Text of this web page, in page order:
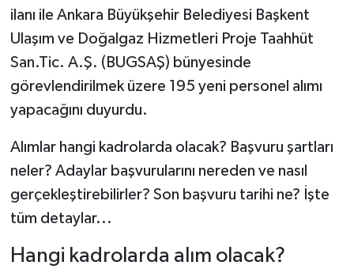
ilanı ile Ankara Büyükşehir Belediyesi Başkent
Ulaşım ve Doğalgaz Hizmetleri Proje Taahhüt
San.Tic. A.Ş. (BUGSAŞ) bünyesinde
görevlendirilmek üzere 195 yeni personel alımı
yapacağını duyurdu.
Alımlar hangi kadrolarda olacak? Başvuru şartları
neler? Adaylar başvurularını nereden ve nasıl
gerçekleştirebilirler? Son başvuru tarihi ne? İşte
tüm detaylar...
Hangi kadrolarda alım olacak?